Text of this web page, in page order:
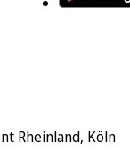
Rheinland, Köln